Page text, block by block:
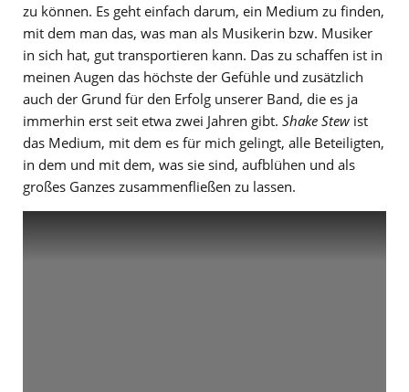
zu können. Es geht einfach darum, ein Medium zu finden,
mit dem man das, was man als Musikerin bzw. Musiker
in sich hat, gut transportieren kann. Das zu schaffen ist in
meinen Augen das höchste der Gefühle und zusätzlich
auch der Grund für den Erfolg unserer Band, die es ja
immerhin erst seit etwa zwei Jahren gibt. Shake Stew ist
das Medium, mit dem es für mich gelingt, alle Beteiligten,
in dem und mit dem, was sie sind, aufblühen und als
großes Ganzes zusammenfließen zu lassen.